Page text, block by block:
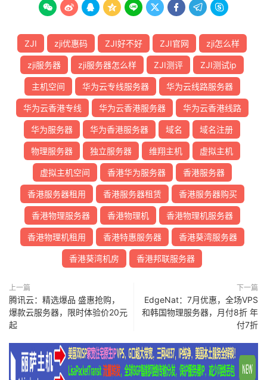
        
ZJI zji优惠码 ZJI好不好 ZJI官网 zji怎么样
zji服务器 zji服务器怎么样 ZJI测评 ZJI测试ip
主机空间 华为云专线服务器 华为云线路服务器
华为云香港专线 华为云香港服务器 华为云香港线路
华为服务器 华为香港服务器 域名 域名注册
物理服务器 独立服务器 维翔主机 虚拟主机
虚拟主机空间 香港华为服务器 香港服务器
香港服务器租用 香港服务器租赁 香港服务器购买
香港物理服务器 香港物理机 香港物理机服务器
香港物理机租用 香港特惠服务器 香港葵湾服务器
香港葵湾机房 香港邦联服务器
上一篇
腾讯云：精选爆品 盛惠抢购，
爆款云服务器，限时体验价20元
起
下一篇
EdgeNat：7月优惠，全场VPS
和韩国物理服务器，月付8折 年
付7折